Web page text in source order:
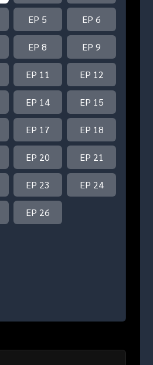
EP 5 EP 6
EP 8 EP 9
EP 11 EP 12
EP 14 EP 15
EP 17 EP 18
EP 20 EP 21
EP 23 EP 24
EP 26